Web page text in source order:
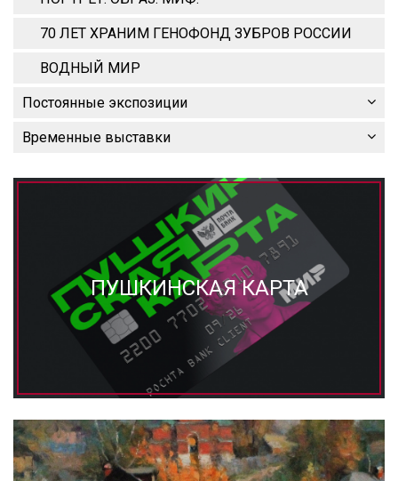
70 ЛЕТ ХРАНИМ ГЕНОФОНД ЗУБРОВ РОССИИ
ВОДНЫЙ МИР
Постоянные экспозиции
Временные выставки
ПУШКИНСКАЯ КАРТА